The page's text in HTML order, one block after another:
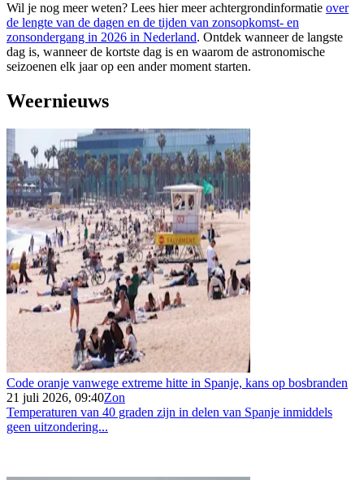
Wil je nog meer weten? Lees hier meer achtergrondinformatie over
de lengte van de dagen en de tijden van zonsopkomst- en
zonsondergang in 2026 in Nederland. Ontdek wanneer de langste
dag is, wanneer de kortste dag is en waarom de astronomische
seizoenen elk jaar op een ander moment starten.
Weernieuws
Code oranje vanwege extreme hitte in Spanje, kans op bosbranden
21 juli 2026, 09:40Zon
Temperaturen van 40 graden zijn in delen van Spanje inmiddels
geen uitzondering...